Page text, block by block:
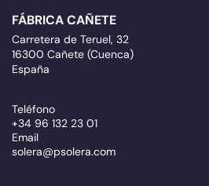
FÁBRICA CAÑETE
Carretera de Teruel, 32
16300 Cañete (Cuenca)
España
Teléfono
+34 96 132 23 01
Email
solera@psolera.com